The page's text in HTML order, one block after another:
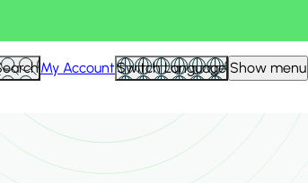
My AccountSwitch Language Show menu